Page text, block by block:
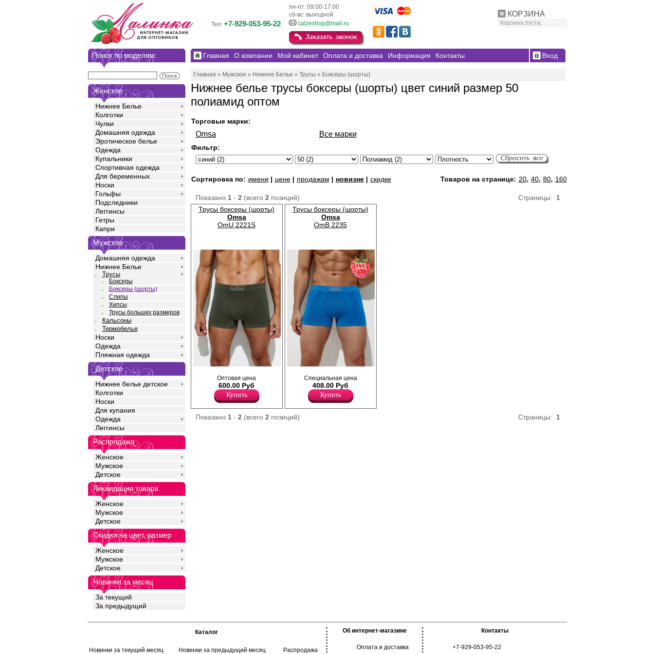
КОРЗИНА
Корзина пуста.
пн-пт: 09:00-17:00
сб-вс: выходной
Тел: +7-929-053-95-22 calzeshop@mail.ru
Поиск по моделям:
Женское
Нижнее Белье
Колготки
Чулки
Домашняя одежда
Эротическое белье
Одежда
Купальники
Спортивная одежда
Для беременных
Носки
Гольфы
Подследники
Леггинсы
Гетры
Капри
Мужское
Домашняя одежда
Нижнее Белье
Трусы
Боксеры
Боксеры (шорты)
Слипы
Хипсы
Трусы больших размеров
Кальсоны
Термобелье
Носки
Одежда
Пляжная одежда
Детское
Нижнее белье детское
Колготки
Носки
Для купания
Одежда
Леггинсы
Распродажа
Женское
Мужское
Детское
Ликвидация товара
Женское
Мужское
Детское
Скидки на цвет, размер
Женское
Мужское
Детское
Новинки за месяц
За текущий
За предыдущий
Главная О компании Мой кабинет Оплата и доставка Информация Контакты Вход
Главная » Мужское » Нижнее Белье » Трусы » Боксеры (шорты)
Нижнее белье трусы боксеры (шорты) цвет синий размер 50
полиамид оптом
Торговые марки:
Omsa Все марки
Фильтр:
Сортировка по: имени | цене| продажам | новизне| скидке Товаров на странице: 20, 40, 80, 160
Страницы: 1
Показано 1- 2(всего 2позиций)
Трусы боксеры (шорты)
Omsa
OmU 2221S
силуэта, бесшовные, однотонные, из
высококачественного хлопка с
добавлением полиамида и эластана,
повышающий прочность и качество
одежды, создавая идеальное облегание
фигуры. Имеют среднюю посадку, мягкую и
эластичную резинку по талии с
натурального хлопка подходят для
периода, длительное время не
разрушаются под влиянием воды и света,
ограничивает движения и обеспечивает
комфорт в течении всего дня.
Полиамид 20%
Хлопок 72%
Эластан 8%
Оптовая цена
600.00 Руб
Купить
Трусы боксеры (шорты)
Omsa
OmB 2235
силуэта, бесшовные, однотонные. Имеют
среднюю посадку, мягкую и эластичную
резинку по талии с фирменным логотипом.
Изготовлены из высококачественной
вискозы, которая хорошо пропускает
воздух, впитывает влагу, обладает
антистатическим эффектом, подходит для
спец
цена
Специальная цена
408.00 Руб
Купить
Страницы: 1
Показано 1- 2(всего 2позиций)
Каталог
Новинки за текущий месяц Новинки за предыдущий месяц Распродажа
Об интернет-магазине
Оплата и доставка
Контакты
+7-929-053-95-22